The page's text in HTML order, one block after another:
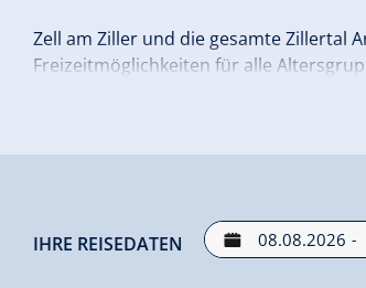
Zell am Ziller und die gesamte Zillertal
Freizeitmöglichkeiten für alle
Ihre Gastgeberin Margareta Brindlinger
IHRE REISEDATEN -